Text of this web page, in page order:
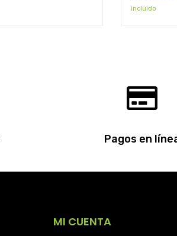
incluido
Pagos en
MI CUENTA